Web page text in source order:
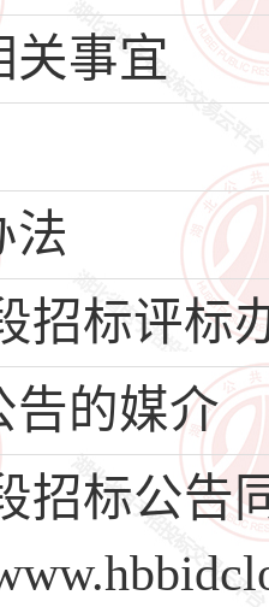
关事宜
法
标评标
告的媒介
标公告